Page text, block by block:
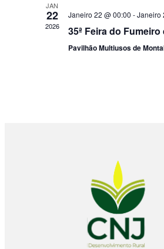
JAN
22
2026
Janeiro 22 @ 00:00 -Janeiro
35ª Feira do
Pavilhão Multiusos de